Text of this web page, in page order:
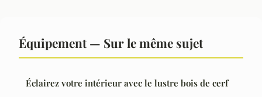
Équipement — Sur le même sujet
Éclairez votre intérieur avec le lustre bois de cerf